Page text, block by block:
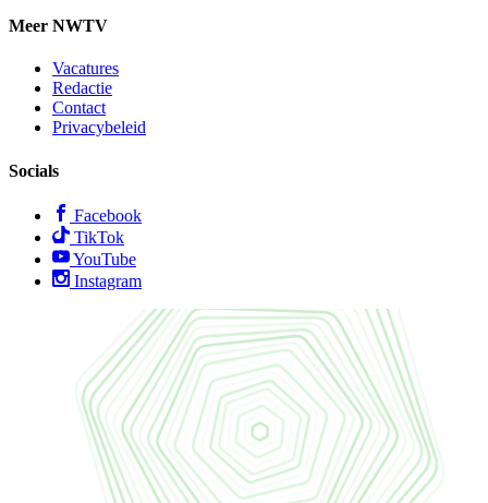
Meer NWTV
Vacatures
Redactie
Contact
Privacybeleid
Socials
Facebook
TikTok
YouTube
Instagram